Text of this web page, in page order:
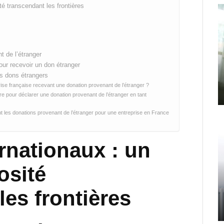
transcendant les frontières
de l’étranger
recevoir un don étranger
dons étrangers
française recevant une donation provenant de l’étranger ?
pour déclarer une donation provenant de l’étranger en tant
donations provenant de l’étranger pour une entreprise en France
: un
frontières